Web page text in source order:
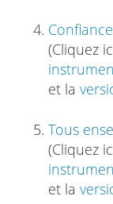
(Cliquez
et la
Tous
(Cliquez
et la